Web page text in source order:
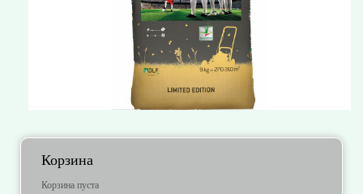
Корзина
Корзина пуста